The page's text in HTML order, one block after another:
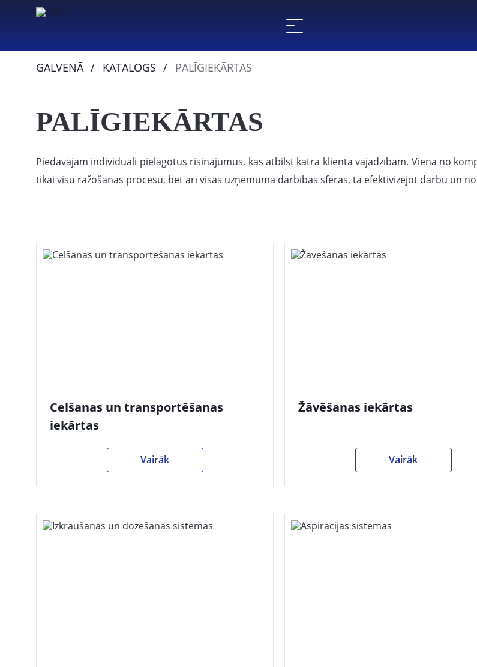
GALVENĀ KATALOGS PALĪGIEKĀRTAS
PALĪGIEKĀRTAS
Piedāvājam individuāli pielāgotus risinājumus, kas atbilst katra klienta vajadzībām. Viena no
tikai visu ražošanas procesu, bet arī visas uzņēmuma darbības sfēras, tā efektivizējot darbu un
Celšanas un transportēšanas
iekārtas
Vairāk
Žāvēšanas iekārtas
Vairāk